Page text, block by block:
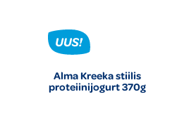
Alma Kreeka stiilis
proteiinijogurt 370g